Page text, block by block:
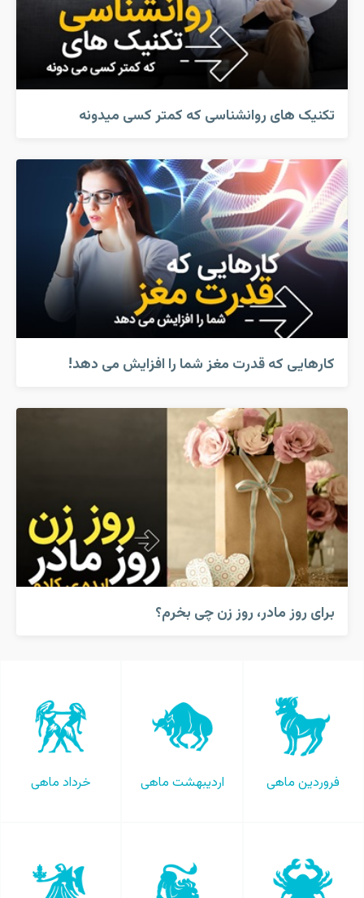
تکنیک های روانشناسی که کمتر کسی میدونه
کارهایی که قدرت مغز شما را افزایش می دهد!
برای روز مادر، روز زن چی بخرم؟
فروردین ماهی اردیبهشت ماهی خرداد ماهی